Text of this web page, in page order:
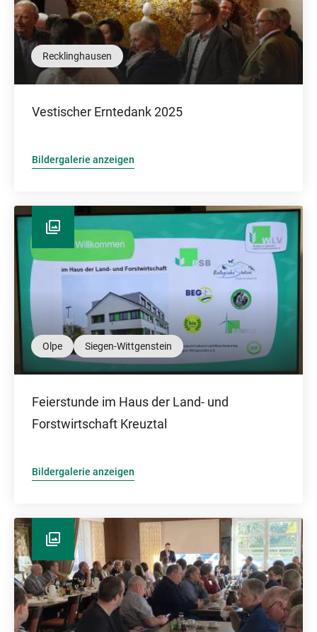
Recklinghausen
Vestischer Erntedank 2025
Bildergalerie anzeigen
Olpe Siegen-Wittgenstein
Feierstunde im Haus der Land- und
Forstwirtschaft Kreuztal
Bildergalerie anzeigen